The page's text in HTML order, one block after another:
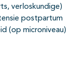
verloskundige)
postpartum
(op microniveau)